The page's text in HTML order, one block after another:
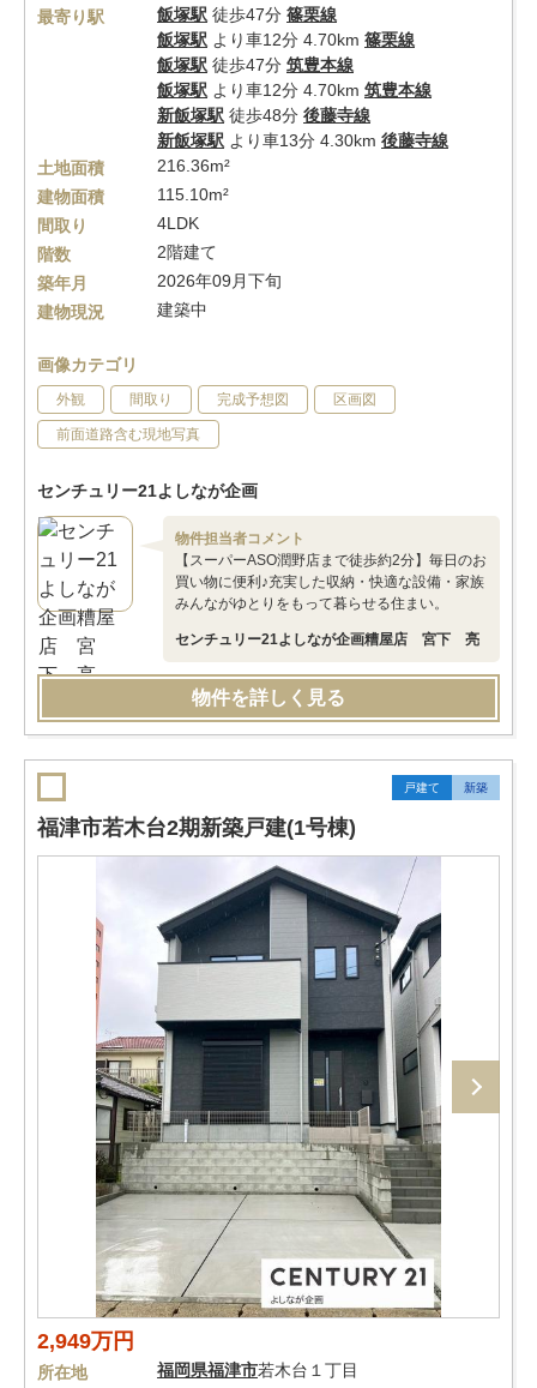
最寄り駅
飯塚駅 徒歩47分 篠栗線
飯塚駅 より車12分 4.70km 篠栗線
飯塚駅 徒歩47分 筑豊本線
飯塚駅 より車12分 4.70km 筑豊本線
新飯塚駅 徒歩48分 後藤寺線
新飯塚駅 より車13分 4.30km 後藤寺線
土地面積
216.36m²
建物面積
115.10m²
間取り
4LDK
階数
2階建て
築年月
2026年09月下旬
建物現況
建築中
画像カテゴリ
外観 間取り 完成予想図 区画図
前面道路含む現地写真
センチュリー21よしなが企画
物件担当者コメント
【スーパーASO潤野店まで徒歩約2分】毎日のお
買い物に便利♪充実した収納・快適な設備・家族
みんながゆとりをもって暮らせる住まい。
センチュリー21よしなが企画糟屋店 宮下 亮
物件を詳しく見る
戸建て 新築
福津市若木台2期新築戸建(1号棟)
2,949万円
所在地 福岡県福津市若木台１丁目